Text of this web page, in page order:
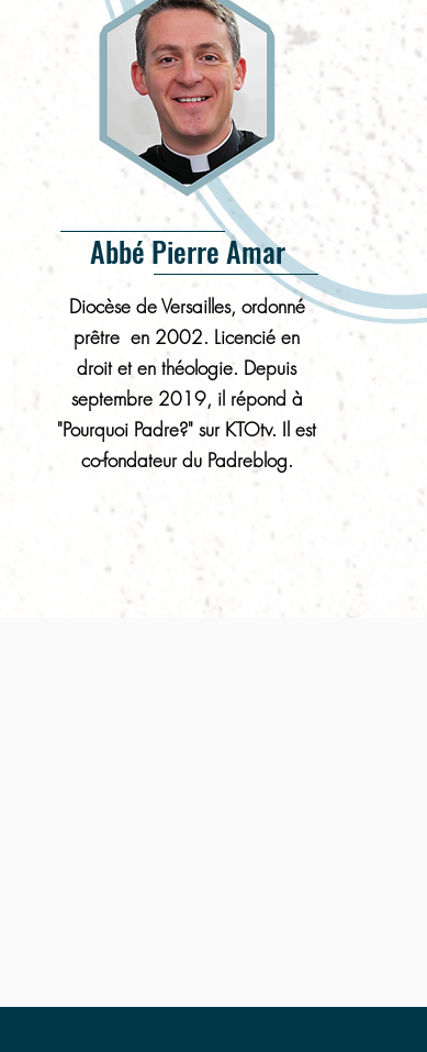
Abbé Pierre Amar
Diocèse de Versailles, ordonné
prêtre en 2002. Licencié en
droit et en théologie. Depuis
septembre 2019, il répond à
"Pourquoi Padre?" sur KTOtv. Il est
co-fondateur du Padreblog.